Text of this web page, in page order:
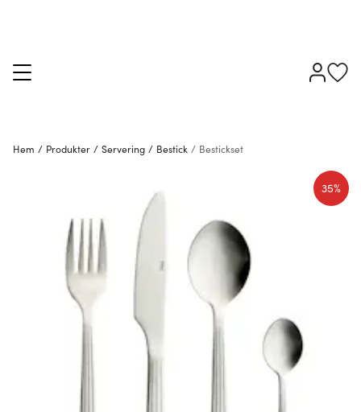
Hem / Produkter / Servering / Bestick / Bestickset
35%